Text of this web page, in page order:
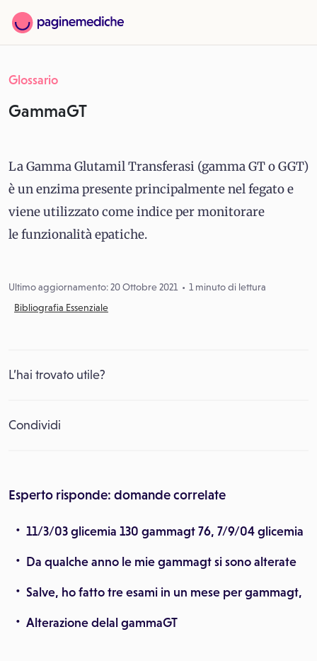
Glossario
GammaGT
La Gamma Glutamil Transferasi (gamma GT o GGT)
è un enzima presente principalmente nel fegato e
viene utilizzato come indice per monitorare
le funzionalità epatiche.
Ultimo aggiornamento: 20 Ottobre 2021
1 minuto di lettura
Bibliografia Essenziale
L’hai trovato utile?
Condividi
Esperto risponde: domande correlate
11/3/03 glicemia 130 gammagt 76, 7/9/04 glicemia
Da qualche anno le mie gammagt si sono alterate
Salve, ho fatto tre esami in un mese per gammagt,
Alterazione delal gammaGT